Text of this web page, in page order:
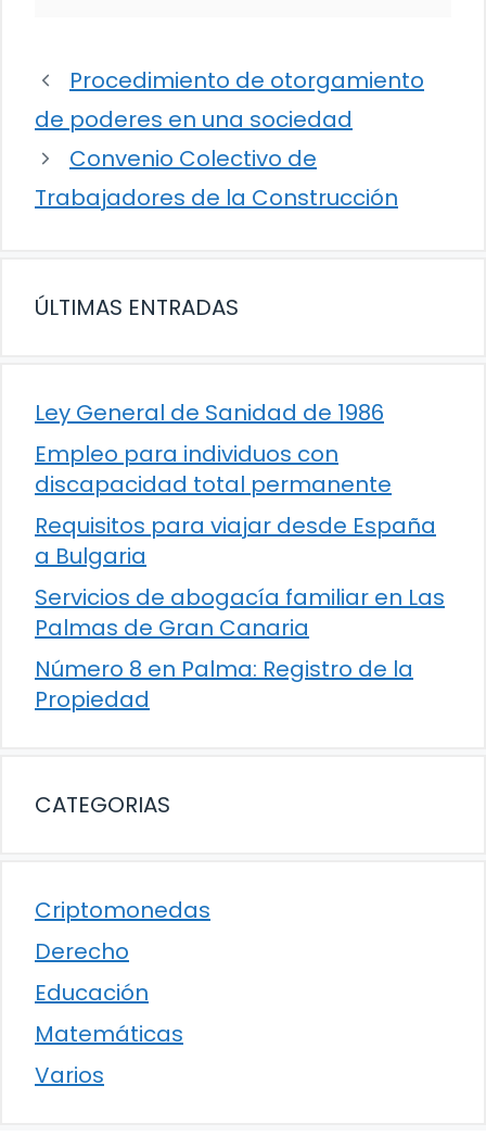
Procedimiento de otorgamiento
de poderes en una sociedad
Convenio Colectivo de
Trabajadores de la Construcción
ÚLTIMAS ENTRADAS
Ley General de Sanidad de 1986
Empleo para individuos con
discapacidad total permanente
Requisitos para viajar desde España
a Bulgaria
Servicios de abogacía familiar en Las
Palmas de Gran Canaria
Número 8 en Palma: Registro de la
Propiedad
CATEGORIAS
Criptomonedas
Derecho
Educación
Matemáticas
Varios